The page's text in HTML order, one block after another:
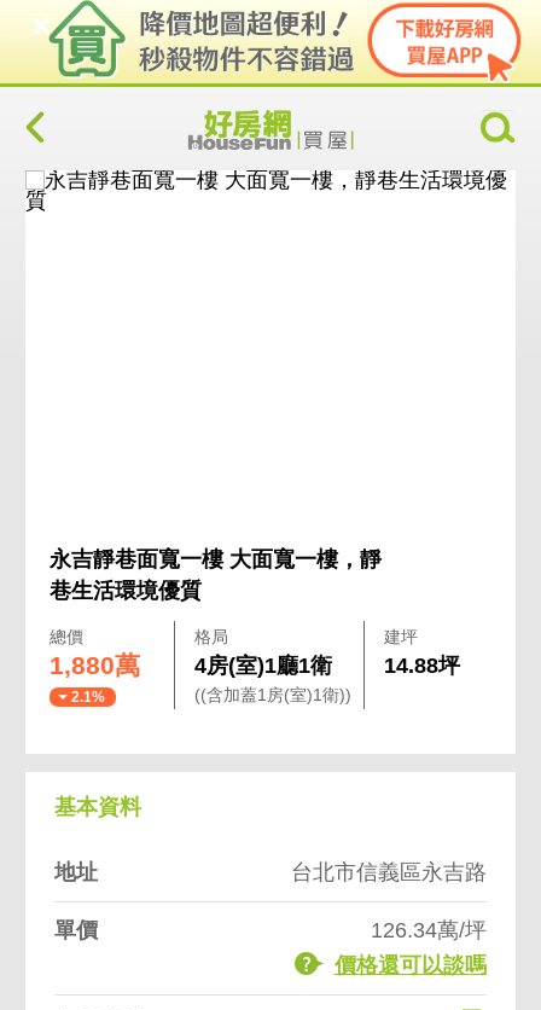
永吉靜巷面寬一樓 大面寬一樓，靜
巷生活環境優質
總價
1,880萬
2.1%
格局
4房(室)1廳1衛
((含加蓋1房(室)1衛))
建坪
14.88坪
基本資料
地址 台北市信義區永吉路
單價
126.34萬/坪
價格還可以談嗎